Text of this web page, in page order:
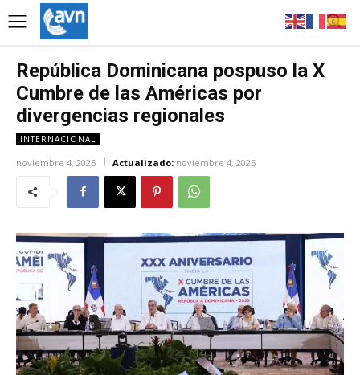
República Dominicana pospuso la X
Cumbre de las Américas por
divergencias regionales
INTERNACIONAL
noviembre 4, 2025 Actualizado: noviembre 4, 2025